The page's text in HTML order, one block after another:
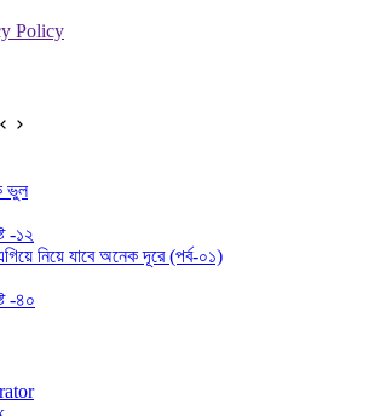
Policy
ভুল
-১২
নিয়ে যাবে অনেক দূরে (পর্ব-০১)
-৪০